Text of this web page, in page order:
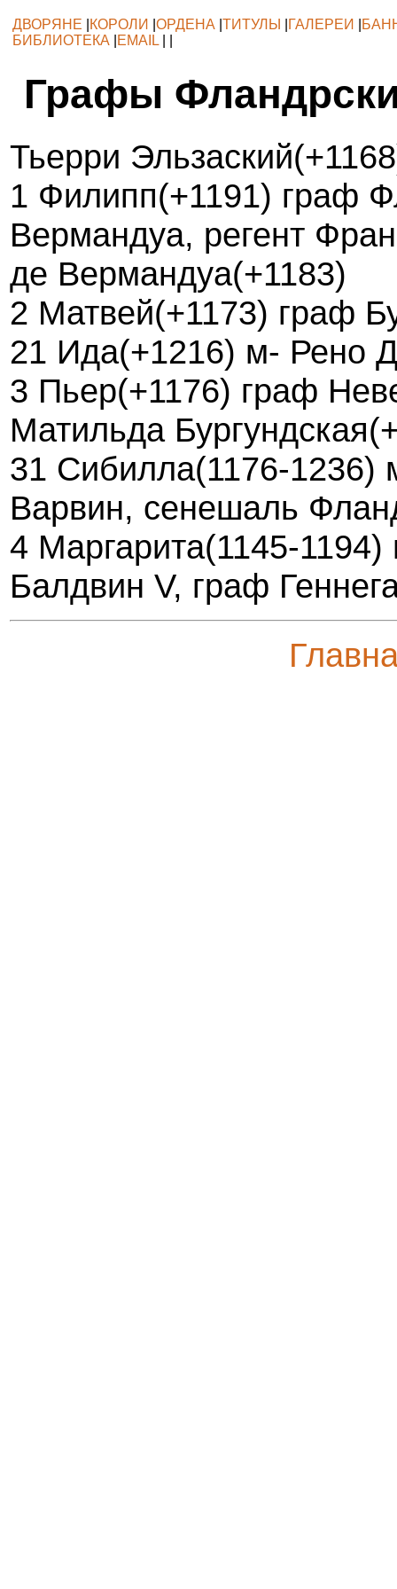
ДВОРЯНЕ КОРОЛИ ОРДЕНА ТИТУЛЫ ГАЛЕРЕИ
БИБЛИОТЕКА
EMAIL
Графы
Тьерри
1 Филипп(+1191) граф
Вермандуа, регент
де Вермандуа(+1183)
2 Матвей(+1173) граф
21 Ида(+1216) м- Рено
3 Пьер(+1176) граф
Матильда
31 Сибилла(1176-1236)
Варвин, сенешаль
4 Маргарита(1145-
Балдвин V, граф